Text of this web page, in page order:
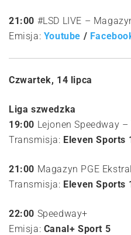
21:00 #LSD LIVE –
Emisja: Youtube /
Czwartek, 14 lipca
Liga szwedzka
19:00 Lejonen Speedway
Transmisja: Eleven Sports
21:00 Magazyn PGE
Transmisja: Eleven Sports
22:00 Speedway+
Emisja: Canal+ Sport 5